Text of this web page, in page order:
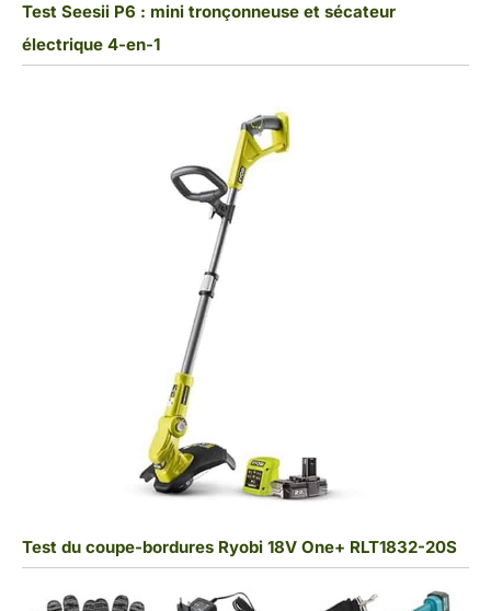
Test Seesii P6 : mini tronçonneuse et sécateur
électrique 4-en-1
Test du coupe-bordures Ryobi 18V One+ RLT1832-20S